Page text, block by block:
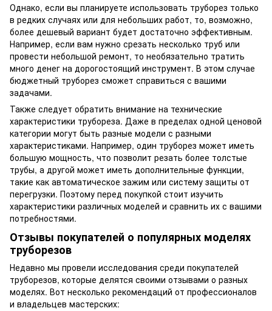
Однако, если вы планируете использовать труборез только
в редких случаях или для небольших работ, то, возможно,
более дешевый вариант будет достаточно эффективным.
Например, если вам нужно срезать несколько труб или
провести небольшой ремонт, то необязательно тратить
много денег на дорогостоящий инструмент. В этом случае
бюджетный труборез сможет справиться с вашими
задачами.
Также следует обратить внимание на технические
характеристики трубореза. Даже в пределах одной ценовой
категории могут быть разные модели с разными
характеристиками. Например, один труборез может иметь
большую мощность, что позволит резать более толстые
трубы, а другой может иметь дополнительные функции,
такие как автоматическое зажим или систему защиты от
перегрузки. Поэтому перед покупкой стоит изучить
характеристики различных моделей и сравнить их с вашими
потребностями.
Отзывы покупателей о популярных моделях
труборезов
Недавно мы провели исследования среди покупателей
труборезов, которые делятся своими отзывами о разных
моделях. Вот несколько рекомендаций от профессионалов
и владельцев мастерских: